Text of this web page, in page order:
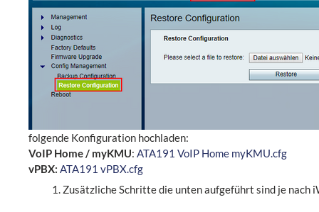
folgende Konfiguration hochladen:
VoIP Home / myKMU: ATA191 VoIP Home myKMU.cfg
vPBX: ATA191 vPBX.cfg
Zusätzliche Schritte die unten aufgeführt sind je nach